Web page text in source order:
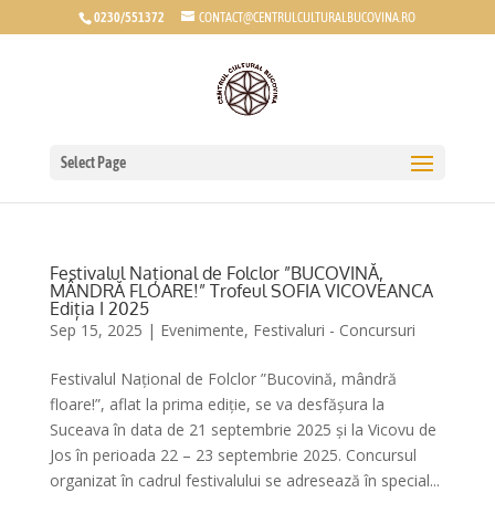
0230/551372 CONTACT@CENTRULCULTURALBUCOVINA.RO
Select Page
Festivalul Național de Folclor ”BUCOVINĂ,
MÂNDRĂ FLOARE!” Trofeul SOFIA VICOVEANCA
Ediția I 2025
Sep 15, 2025 | Evenimente, Festivaluri - Concursuri
Festivalul Național de Folclor ”Bucovină, mândră
floare!”, aflat la prima ediție, se va desfășura la
Suceava în data de 21 septembrie 2025 și la Vicovu de
Jos în perioada 22 – 23 septembrie 2025. Concursul
organizat în cadrul festivalului se adresează în special...